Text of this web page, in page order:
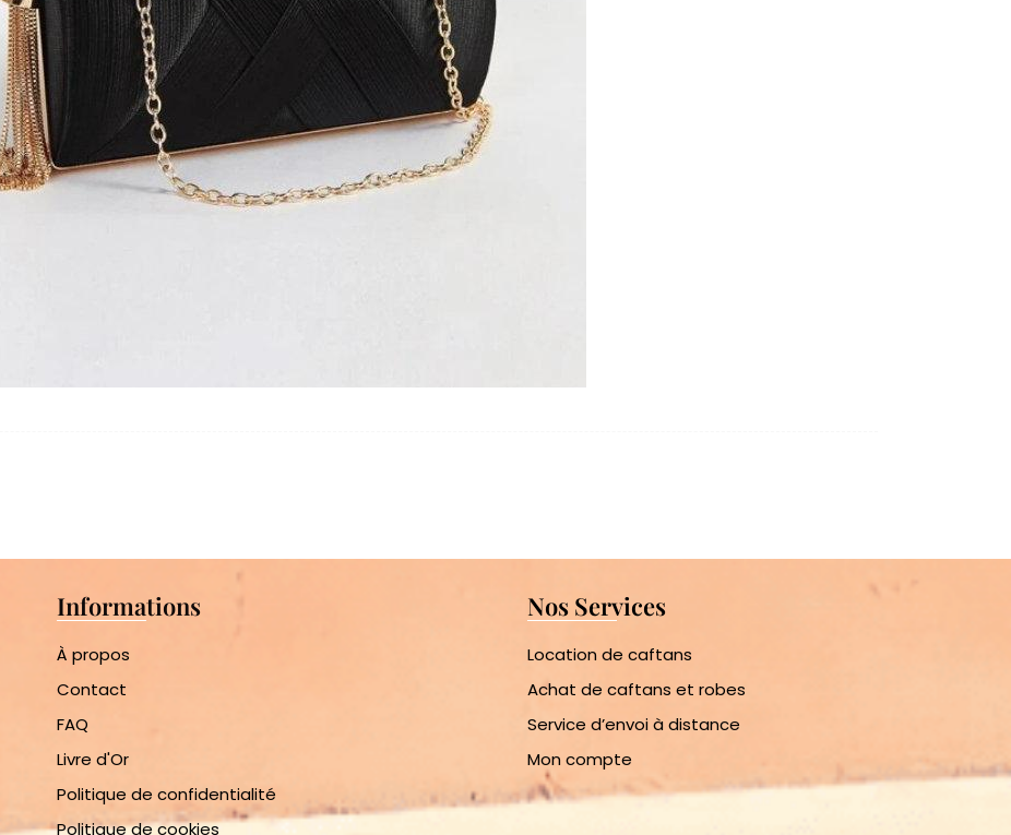
Informations
À propos
Contact
FAQ
Livre d'Or
Politique de confidentialité
Politique de cookies
Nos Services
Location de caftans
Achat de caftans et robes
Service d’envoi à distance
Mon compte